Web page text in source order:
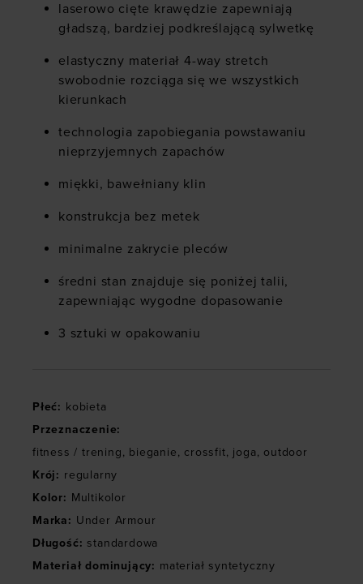
laserowo cięte krawędzie zapewniają
gładszą, bardziej podkreślającą sylwetkę
elastyczny materiał 4-way stretch
swobodnie rozciąga się we wszystkich
kierunkach
technologia zapobiegania powstawaniu
nieprzyjemnych zapachów
miękki, bawełniany klin
konstrukcja bez metek
minimalne zakrycie pleców
średni stan znajduje się poniżej talii,
zapewniając wygodne dopasowanie
3 sztuki w opakowaniu
Płeć: kobieta
Przeznaczenie:
fitness / trening, bieganie, crossfit, joga, outdoor
Krój: regularny
Kolor: Multikolor
Marka: Under Armour
Długość: standardowa
Materiał dominujący: materiał syntetyczny